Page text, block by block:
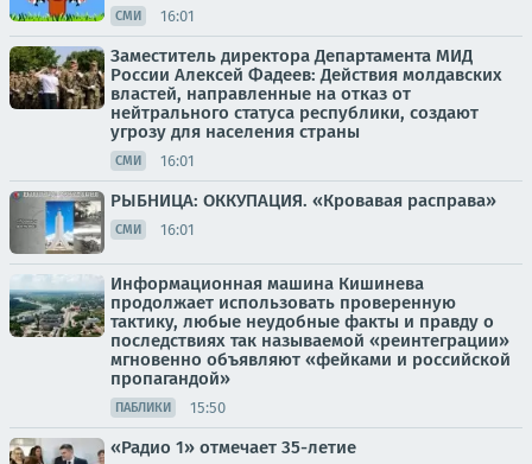
СМИ 16:01
Заместитель директора Департамента МИД
России Алексей Фадеев: Действия молдавских
властей, направленные на отказ от
нейтрального статуса республики, создают
угрозу для населения страны
СМИ 16:01
РЫБНИЦА: ОККУПАЦИЯ. «Кровавая расправа»
СМИ 16:01
Информационная машина Кишинева
продолжает использовать проверенную
тактику, любые неудобные факты и правду о
последствиях так называемой «реинтеграции»
мгновенно объявляют «фейками и российской
пропагандой»
ПАБЛИКИ 15:50
«Радио 1» отмечает 35-летие